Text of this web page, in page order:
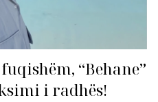
“Behane”
i radhës!